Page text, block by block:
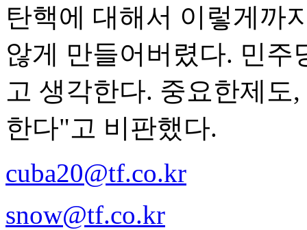
탄핵에 대해서 이렇게까
않게 만들어버렸다. 민주
고 생각한다. 중요한제도
한다"고 비판했다.
cuba20@tf.co.kr
snow@tf.co.kr